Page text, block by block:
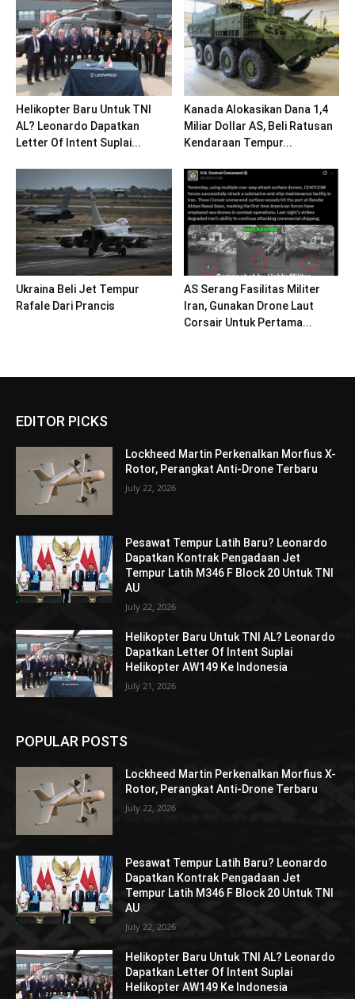
Helikopter Baru Untuk TNI
AL? Leonardo Dapatkan
Letter Of Intent Suplai...
Kanada Alokasikan Dana 1,4
Miliar Dollar AS, Beli Ratusan
Kendaraan Tempur...
Ukraina Beli Jet Tempur
Rafale Dari Prancis
AS Serang Fasilitas Militer
Iran, Gunakan Drone Laut
Corsair Untuk Pertama...
EDITOR PICKS
Lockheed Martin Perkenalkan Morfius X-
Rotor, Perangkat Anti-Drone Terbaru
July 22, 2026
Pesawat Tempur Latih Baru? Leonardo
Dapatkan Kontrak Pengadaan Jet
Tempur Latih M346 F Block 20 Untuk TNI
AU
July 22, 2026
Helikopter Baru Untuk TNI AL? Leonardo
Dapatkan Letter Of Intent Suplai
Helikopter AW149 Ke Indonesia
July 21, 2026
POPULAR POSTS
Lockheed Martin Perkenalkan Morfius X-
Rotor, Perangkat Anti-Drone Terbaru
July 22, 2026
Pesawat Tempur Latih Baru? Leonardo
Dapatkan Kontrak Pengadaan Jet
Tempur Latih M346 F Block 20 Untuk TNI
AU
July 22, 2026
Helikopter Baru Untuk TNI AL? Leonardo
Dapatkan Letter Of Intent Suplai
Helikopter AW149 Ke Indonesia